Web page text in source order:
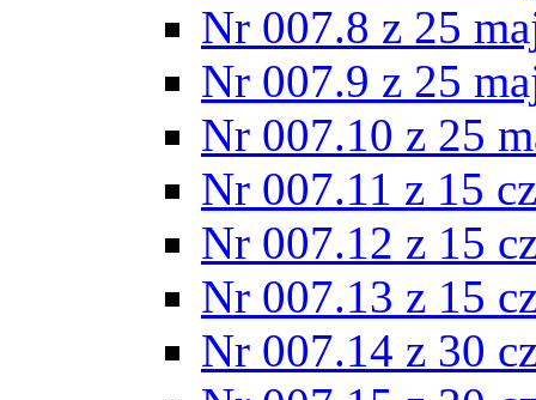
Nr 007.8 z 25
Nr 007.9 z 25
Nr 007.10 z 25
Nr 007.11 z 15
Nr 007.12 z 15
Nr 007.13 z 15
Nr 007.14 z 30